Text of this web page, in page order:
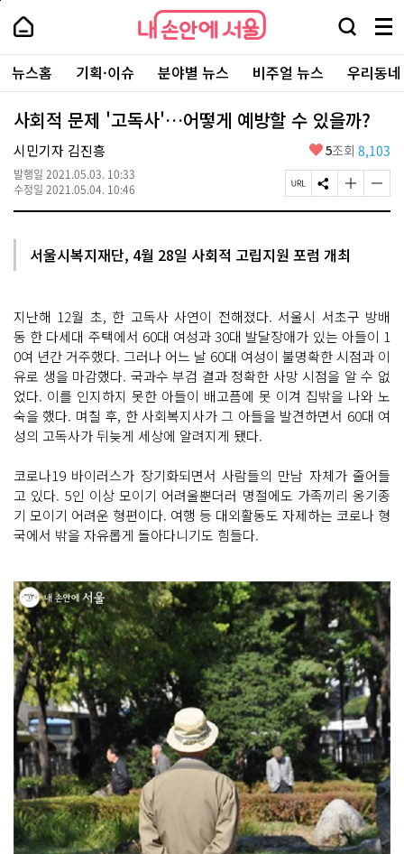
본
로
가
내
손
안
에
서
울
-
서
울
시
대
표
소
포
내
손
에
울
검
창
열
기
메
뉴
전
체
보
주
요
서
뉴스홈 기획·이슈 분야별 뉴스 비주얼 뉴스 우리동
사회적 문제 '고독사'…어떻게 예방할 수 있을까?
시민기자 김진흥
발행일 2021.05.03. 10:33
수정일 2021.05.04. 10:46
좋
요
5조회 8,103
페
이
R
L
S
N
유
하
글
자
하
기
글
자
하
기
서울시복지재단, 4월 28일 사회적 고립지원 포럼 개최
지난해 12월 초, 한 고독사 사연이 전해졌다. 서울시 서초구 방배
동 한 다세대 주택에서 60대 여성과 30대 발달장애가 있는 아들이 1
0여 년간 거주했다. 그러나 어느 날 60대 여성이 불명확한 시점과 이
유로 생을 마감했다. 국과수 부검 결과 정확한 사망 시점을 알 수 없
었다. 이를 인지하지 못한 아들이 배고픔에 못 이겨 집밖을 나와 노
숙을 했다. 며칠 후, 한 사회복지사가 그 아들을 발견하면서 60대 여
성의 고독사가 뒤늦게 세상에 알려지게 됐다.
코로나19 바이러스가 장기화되면서 사람들의 만남 자체가 줄어들
고 있다. 5인 이상 모이기 어려울뿐더러 명절에도 가족끼리 옹기종
기 모이기 어려운 형편이다. 여행 등 대외활동도 자제하는 코로나 형
국에서 밖을 자유롭게 돌아다니기도 힘들다.
페
상
단
로